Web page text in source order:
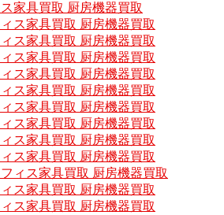
家具買取 厨房機器買取
ス家具買取 厨房機器買取
ス家具買取 厨房機器買取
ス家具買取 厨房機器買取
ス家具買取 厨房機器買取
ス家具買取 厨房機器買取
ス家具買取 厨房機器買取
ス家具買取 厨房機器買取
ス家具買取 厨房機器買取
ス家具買取 厨房機器買取
ィス家具買取 厨房機器買取
ス家具買取 厨房機器買取
ス家具買取 厨房機器買取